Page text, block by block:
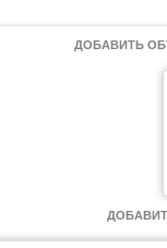
ДОБАВИТЬ